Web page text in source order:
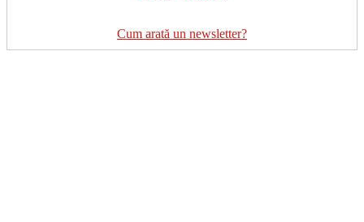
Cum arată un newsletter?